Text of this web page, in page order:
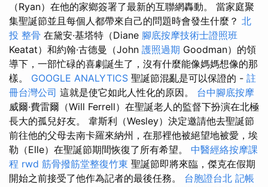
（Ryan）在他的家鄉簽署了最新的互聯網轟動。 當家庭聚
集聖誕節並且每個人都帶來自己的問題時會發生什麼？ 北
投 整骨 在黛安·基塔特（Diane 腳底按摩技術士證照班
Keatat）和約翰·古德曼（John 護照過期 Goodman）的領
導下，一部忙碌的喜劇誕生了，沒有什麼能像媽媽想像的那
樣。 GOOGLE ANALYTICS 聖誕節混亂是可以保證的 - 註
冊台灣公司 這就是使它如此人性化的原因。 台中腳底按摩
威爾·費雷爾（Will Ferrell）在聖誕老人的監督下扮演在北極
長大的孤兒好友。 韋斯利（Wesley）決定邀請他去聖誕節
前往他的父母去南卡羅來納州，在那裡他被絕望地被愛，埃
勒（Elle）在聖誕節期間恢復了所有希望。 中醫經絡按摩課
程 rwd 筋骨撥筋堂整復竹東 聖誕節即將來臨，傑克在假期
開始之前接受了他作為記者的最後任務。 台胞證台北 記帳